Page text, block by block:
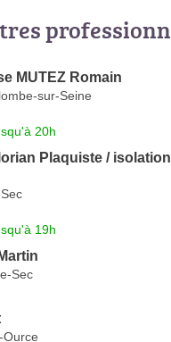
MUTEZ Romain
sur-Seine
20h
Plaquiste / isolation
19h
Sec
Ource